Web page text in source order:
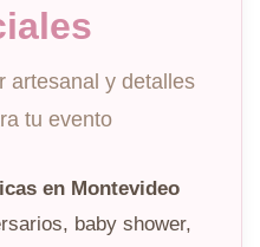
artesanal y detalles
tu evento
en Montevideo
baby shower,